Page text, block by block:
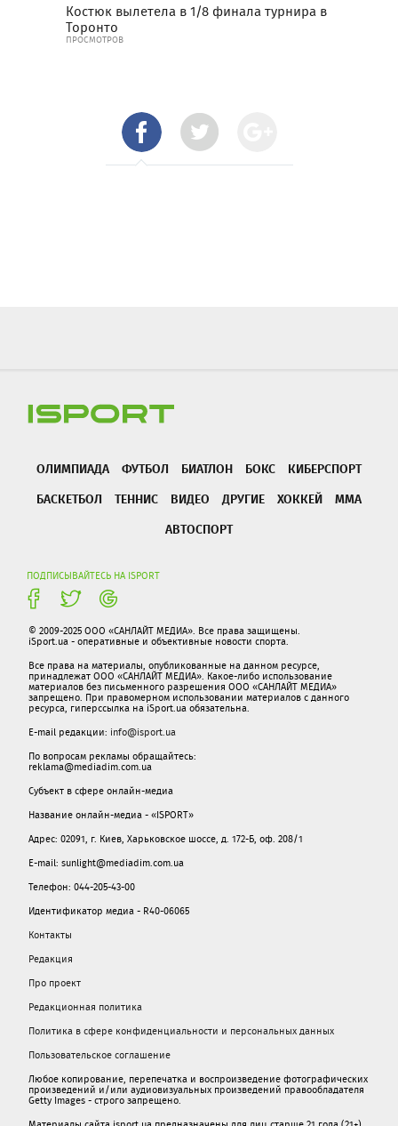
Костюк вылетела в 1/8 финала турнира в
Торонто
ПРОСМОТРОВ
ОЛИМПИАДА ФУТБОЛ БИАТЛОН БОКС
КИБЕРСПОРТ
БАСКЕТБОЛ
ТЕННИС ВИДЕО ДРУГИЕ ХОККЕЙ
ММА
АВТОСПОРТ
ПОДПИСЫВАЙТЕСЬ НА ISPORT
© 2009-2025 ООО «САНЛАЙТ МЕДИА». Все права защищены.
iSport.ua - оперативные и объективные новости спорта.
Все права на материалы, опубликованные на данном ресурсе,
принадлежат ООО «САНЛАЙТ МЕДИА». Какое-либо использование
материалов без письменного разрешения ООО «САНЛАЙТ МЕДИА»
запрещено. При правомерном использовании материалов с данного
ресурса, гиперссылка на iSport.ua обязательна.
E-mail редакции: info@isport.ua
По вопросам рекламы обращайтесь:
reklama@mediadim.com.ua
Субъект в сфере онлайн-медиа
Название онлайн-медиа - «ISPORT»
Адрес: 02091, г. Киев, Харьковское шоссе, д. 172-Б, оф. 208/1
E-mail: sunlight@mediadim.com.ua
Телефон: 044-205-43-00
Идентификатор медиа - R40-06065
Контакты
Редакция
Про проект
Редакционная политика
Политика в сфере конфиденциальности и персональных данных
Пользовательское соглашение
Любое копирование, перепечатка и воспроизведение фотографических
произведений и/или аудиовизуальных произведений правообладателя
Getty Images - строго запрещено.